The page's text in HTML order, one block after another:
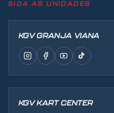
SIGA AS UNIDADES
KGV GRANJA VIANA
KGV KART CENTER